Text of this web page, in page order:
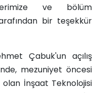
ve bölüm
bir teşekkür
Çabuk'un açılış
mezuniyet öncesi
İnşaat Teknolojisi